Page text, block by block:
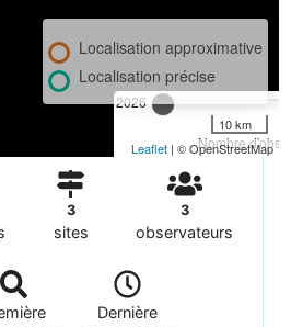
2026
Nombre
Localisation approximative
Localisation précise
10 km
Leaflet | © OpenStreetMap
3
sites
3
observateurs
Dernière